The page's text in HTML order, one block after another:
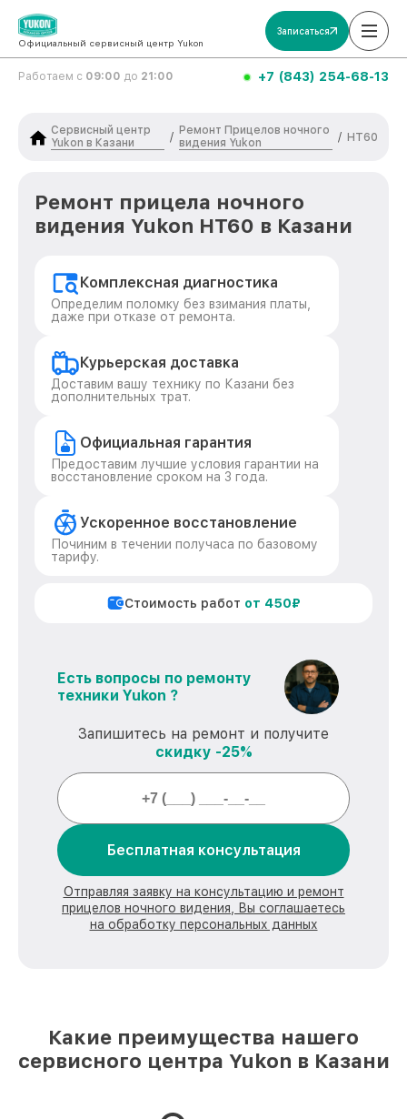
Официальный сервисный центр Yukon
Записаться
Работаем с 09:00 до 21:00 +7 (843) 254-68-13
Сервисный центр
Yukon в Казани
/
Ремонт Прицелов ночного
видения Yukon
/ HT60
Ремонт прицела ночного
видения Yukon HT60 в Казани
Комплексная диагностика
Определим поломку без взимания платы,
даже при отказе от ремонта.
Курьерская доставка
Доставим вашу технику по Казани без
дополнительных трат.
Официальная гарантия
Предоставим лучшие условия гарантии на
восстановление сроком на 3 года.
Ускоренное восстановление
Починим в течении получаса по базовому
тарифу.
Стоимость работ от 450₽
Есть вопросы по ремонту
техники Yukon ?
Запишитесь на ремонт и получите
скидку -25%
Бесплатная консультация
Отправляя заявку на консультацию и ремонт
прицелов ночного видения, Вы соглашаетесь
на обработку персональных данных
Какие преимущества нашего
сервисного центра Yukon в Казани